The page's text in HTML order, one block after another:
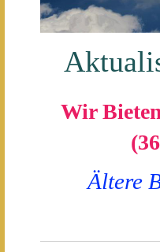
Wir
Ältere